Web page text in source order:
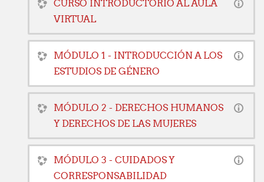
CURSO INTRODUCTORIO AL AULA
VIRTUAL
MÓDULO 1 - INTRODUCCIÓN A LOS
ESTUDIOS DE GÉNERO
MÓDULO 2 - DERECHOS HUMANOS
Y DERECHOS DE LAS MUJERES
MÓDULO 3 - CUIDADOS Y
CORRESPONSABILIDAD